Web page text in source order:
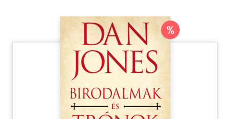
Szótár, nyelvkönyv
Tankönyv, segédkönyv
%